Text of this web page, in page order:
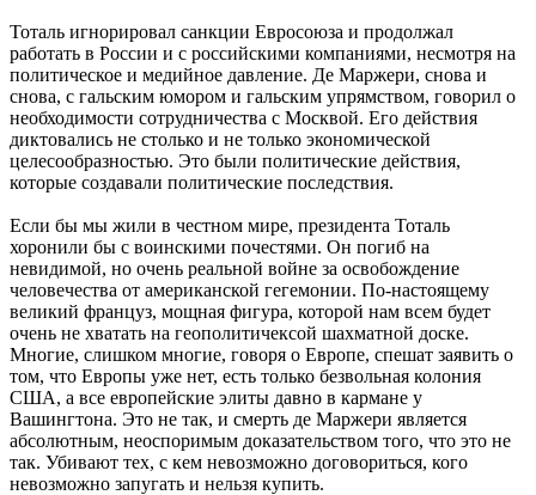
Тоталь игнорировал санкции Евросоюза и продолжал
работать в России и с российскими компаниями, несмотря на
политическое и медийное давление. Де Маржери, снова и
снова, с гальским юмором и гальским упрямством, говорил о
необходимости сотрудничества с Москвой. Его действия
диктовались не столько и не только экономической
целесообразностью. Это были политические действия,
которые создавали политические последствия.
Если бы мы жили в честном мире, президента Тоталь
хоронили бы с воинскими почестями. Он погиб на
невидимой, но очень реальной войне за освобождение
человечества от американской гегемонии. По-настоящему
великий француз, мощная фигура, которой нам всем будет
очень не хватать на геополитичексой шахматной доске.
Многие, слишком многие, говоря о Европе, спешат заявить о
том, что Европы уже нет, есть только безвольная колония
США, а все европейские элиты давно в кармане у
Вашингтона. Это не так, и смерть де Маржери является
абсолютным, неоспоримым доказательством того, что это не
так. Убивают тех, с кем невозможно договориться, кого
невозможно запугать и нельзя купить.